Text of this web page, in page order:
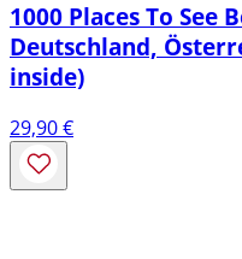
1000 Places To See
Deutschland,
inside)
29,90€